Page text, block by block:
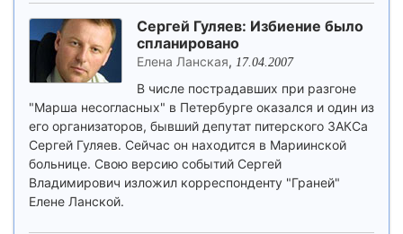
Сергей Гуляев: Избиение было
спланировано
Елена Ланская, 17.04.2007
В числе пострадавших при разгоне
"Марша несогласных" в Петербурге оказался и один из
его организаторов, бывший депутат питерского ЗАКСа
Сергей Гуляев. Сейчас он находится в Мариинской
больнице. Свою версию событий Сергей
Владимирович изложил корреспонденту "Граней"
Елене Ланской.